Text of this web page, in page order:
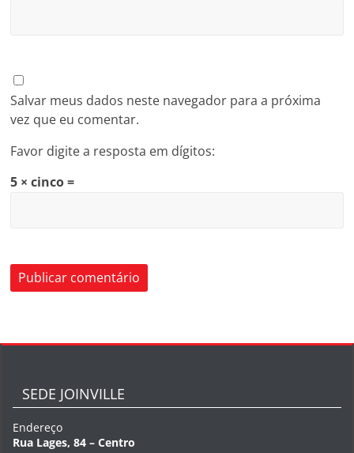
Salvar meus dados neste navegador para a próxima
vez que eu comentar.
Favor digite a resposta em dígitos:
5 × cinco =
SEDE JOINVILLE
Endereço
Rua Lages, 84 – Centro